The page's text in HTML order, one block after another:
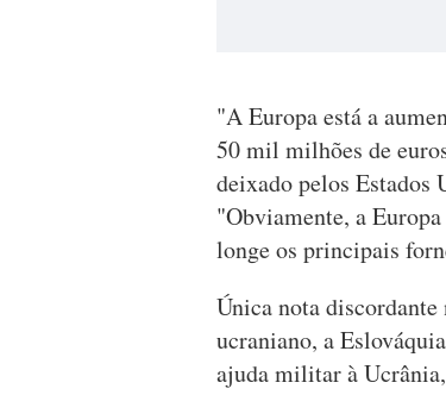
"A Europa está a
50 mil milhões de
deixado pelos Estados
"Obviamente, a
longe os principais
Única nota
ucraniano, a
ajuda militar à